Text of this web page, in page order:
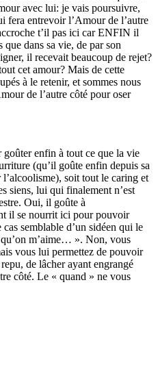
avec lui: je vais poursuivre,
fera entrevoir l’Amour de l’autre
t’il pas ici car ENFIN il
que dans sa vie, de par son
il recevait beaucoup de rejet?
cet amour? Mais de cette
à le retenir, et sommes nous
de l’autre côté pour oser
goûter enfin à tout ce que la vie
(qu’il goûte enfin depuis sa
l’alcoolisme), soit tout le caring et
siens, lui qui finalement n’est
Oui, il goûte à
il se nourrit ici pour pouvoir
semblable d’un sidéen qui le
m’aime… ». Non, vous
vous lui permettez de pouvoir
de lâcher ayant engrangé
côté. Le « quand » ne vous